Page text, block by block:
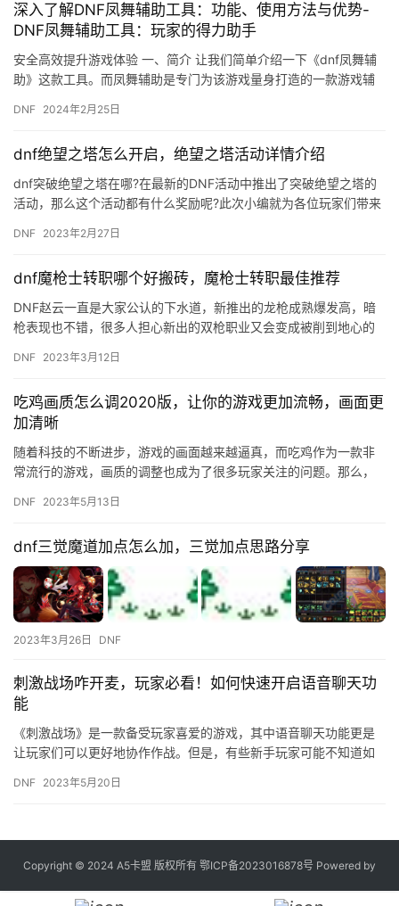
深入了解DNF凤舞辅助工具：功能、使用方法与优势-
DNF凤舞辅助工具：玩家的得力助手
安全高效提升游戏体验 一、简介 让我们简单介绍一下《dnf凤舞辅
助》这款工具。而凤舞辅助是专门为该游戏量身打造的一款游戏辅
DNF 2024年2月25日
dnf绝望之塔怎么开启，绝望之塔活动详情介绍
dnf突破绝望之塔在哪?在最新的DNF活动中推出了突破绝望之塔的
活动，那么这个活动都有什么奖励呢?此次小编就为各位玩家们带来
DNF 2023年2月27日
dnf魔枪士转职哪个好搬砖，魔枪士转职最佳推荐
DNF赵云一直是大家公认的下水道，新推出的龙枪成熟爆发高，暗
枪表现也不错，很多人担心新出的双枪职业又会变成被削到地心的
枪职…
DNF 2023年3月12日
吃鸡画质怎么调2020版，让你的游戏更加流畅，画面更
加清晰
随着科技的不断进步，游戏的画面越来越逼真，而吃鸡作为一款非
常流行的游戏，画质的调整也成为了很多玩家关注的问题。那么，
需…
DNF 2023年5月13日
dnf三觉魔道加点怎么加，三觉加点思路分享
2023年3月26日 DNF
刺激战场咋开麦，玩家必看！如何快速开启语音聊天功
能
《刺激战场》是一款备受玩家喜爱的游戏，其中语音聊天功能更是
让玩家们可以更好地协作作战。但是，有些新手玩家可能不知道如
后，…
DNF 2023年5月20日
Copyright © 2024 A5卡盟 版权所有 鄂ICP备2023016878号 Powered by